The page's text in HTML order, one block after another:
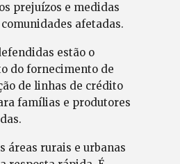
prejuízos e medidas
afetadas.
estão o
do fornecimento de
de linhas de crédito
famílias e produtores
áreas rurais e urbanas